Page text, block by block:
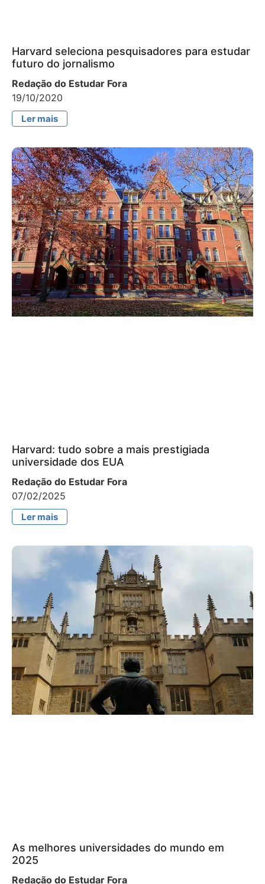
Harvard seleciona pesquisadores para estudar
futuro do jornalismo
Redação do Estudar Fora
19/10/2020
Ler mais
Harvard: tudo sobre a mais prestigiada
universidade dos EUA
Redação do Estudar Fora
07/02/2025
Ler mais
As melhores universidades do mundo em
2025
Redação do Estudar Fora